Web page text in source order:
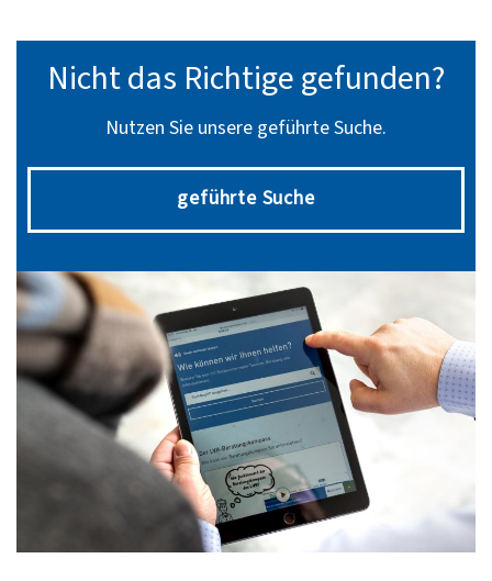
Nicht das Richtige gefunden?
Nutzen Sie unsere geführte Suche.
geführte Suche